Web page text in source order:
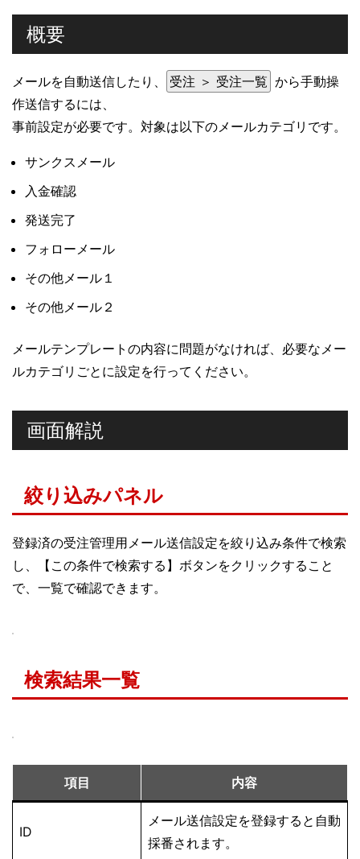
概要
メールを自動送信したり、 受注 ＞ 受注一覧 から手動操
作送信するには、
事前設定が必要です。対象は以下のメールカテゴリです。
サンクスメール
入金確認
発送完了
フォローメール
その他メール１
その他メール２
メールテンプレートの内容に問題がなければ、必要なメー
ルカテゴリごとに設定を行ってください。
画面解説
絞り込みパネル
登録済の受注管理用メール送信設定を絞り込み条件で検索
し、【この条件で検索する】ボタンをクリックすること
で、一覧で確認できます。
検索結果一覧
項目 内容
ID
メール送信設定を登録すると自動
採番されます。